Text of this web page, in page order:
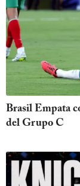
Brasil Empata
del Grupo C